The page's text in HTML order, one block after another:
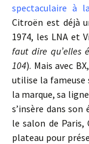
spectaculaire à
Citroën est déjà
1974, les LNA et
faut dire qu’elles
104). Mais avec
utilise la fameuse
la marque, sa
s’insère dans
le salon de Paris,
plateau pour